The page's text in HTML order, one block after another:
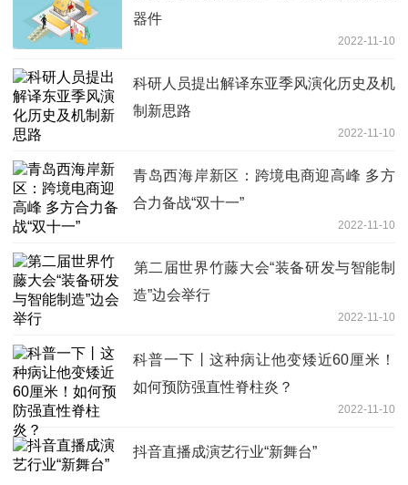
器件
2022-11-10
科研人员提出解译东亚季风演化历史及机
制新思路
2022-11-10
青岛西海岸新区：跨境电商迎高峰 多方
合力备战“双十一”
2022-11-10
​第二届世界竹藤大会“装备研发与智能制
造”边会举行
2022-11-10
科普一下丨这种病让他变矮近60厘米！
如何预防强直性脊柱炎？
2022-11-10
抖音直播成演艺行业“新舞台”